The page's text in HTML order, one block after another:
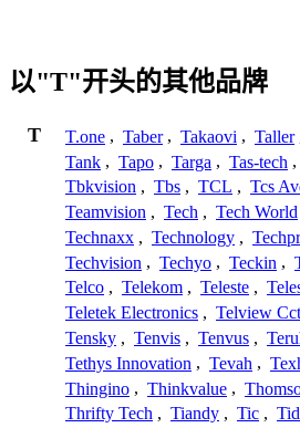
以"T"开头的其他品牌
T T.one , Taber , Takaovi , Taller
Tank , Tapo , Targa , Tas-tech ,
Tbkvision , Tbs , TCL , Tcs
Teamvision , Tech , Tech World
Technaxx , Technology ,
Techvision , Techyo , Teckin ,
Telco , Telekom , Teleste ,
Teletek Electronics , Telview
Tensky , Tenvis , Tenvus ,
Tethys Innovation , Tevah ,
Thingino , Thinkvalue ,
Thrifty Tech , Tiandy , Tic ,